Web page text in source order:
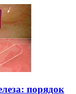
порядок